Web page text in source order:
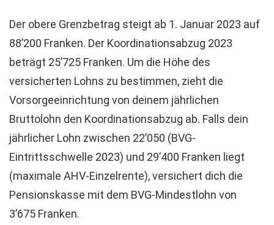
Der obere Grenzbetrag steigt ab 1. Januar 2023 auf
88’200 Franken. Der Koordinationsabzug 2023
beträgt 25’725 Franken. Um die Höhe des
versicherten Lohns zu bestimmen, zieht die
Vorsorgeeinrichtung von deinem jährlichen
Bruttolohn den Koordinationsabzug ab. Falls dein
jährlicher Lohn zwischen 22’050 (BVG-
Eintrittsschwelle 2023) und 29’400 Franken liegt
(maximale AHV-Einzelrente), versichert dich die
Pensionskasse mit dem BVG-Mindestlohn von
3’675 Franken.